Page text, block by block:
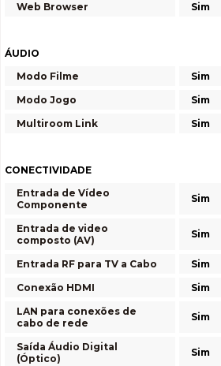
Web Browser
Sim
ÁUDIO
Modo Filme
Sim
Modo Jogo
Sim
Multiroom Link
Sim
CONECTIVIDADE
Entrada de Vídeo
Componente
Sim
Entrada de video
composto (AV)
Sim
Entrada RF para TV a Cabo
Sim
Conexão HDMI
Sim
LAN para conexões de
cabo de rede
Sim
Saída Áudio Digital
(Óptico)
Sim